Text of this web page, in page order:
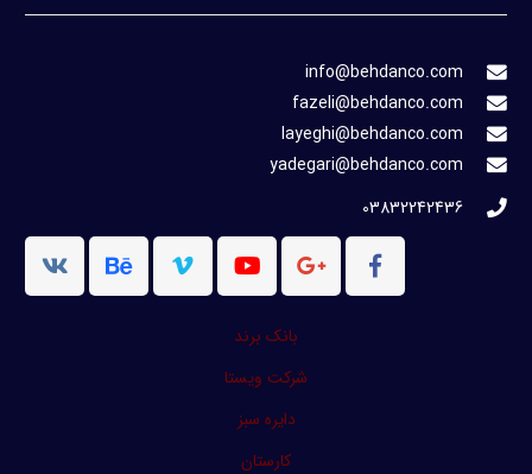
info@behdanco.com
fazeli@behdanco.com
layeghi@behdanco.com
yadegari@behdanco.com
03832242436
بانک برند
شرکت ویستا
دایره سبز
کارستان